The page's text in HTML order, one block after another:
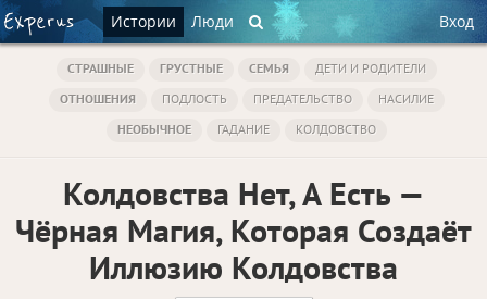
Истории Люди Вход
СТРАШНЫЕ ГРУСТНЫЕ СЕМЬЯ
ДЕТИ И РОДИТЕЛИ
ОТНОШЕНИЯ
ПОДЛОСТЬ ПРЕДАТЕЛЬСТВО
НАСИЛИЕ
НЕОБЫЧНОЕ
ГАДАНИЕ КОЛДОВСТВО
Колдовства Нет, А Есть —
Чёрная Магия, Которая Создаёт
Иллюзию Колдовства